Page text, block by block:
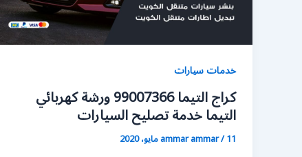
خدمات سيارات
كراج التيما 99007366 ورشة كهربائي
التيما خدمة تصليح السيارات
ammar ammar/11 مايو، 2020